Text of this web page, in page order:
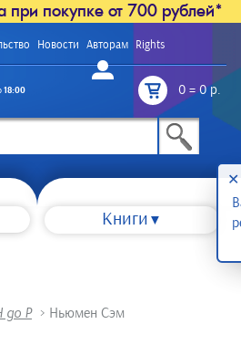
при покупке от 700 рублей*
Новости Авторам Rights
Войти
0=0 р.
18:00
Книги
до Р > Ньюмен Сэм
✕